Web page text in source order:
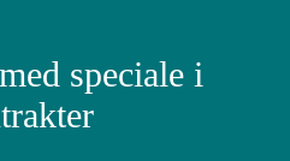
speciale i